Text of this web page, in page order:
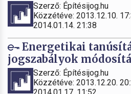
Szerző: Építésijog.hu
Közzétéve: 2013.12.10.
2014.01.14. 21:38
Energetikai
jogszabályok
Szerző: Építésijog.hu
Közzétéve: 2013.12.20.
2014.01.17. 11:52